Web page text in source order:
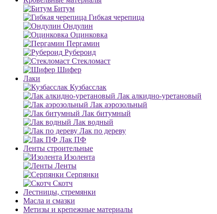
Битум
Гибкая черепица
Ондулин
Оцинковка
Пергамин
Рубероид
Стекломаст
Шифер
Лаки
Кузбасслак
Лак алкидно-уретановый
Лак аэрозольный
Лак битумный
Лак водный
Лак по дереву
Лак ПФ
Ленты строительные
Изолента
Ленты
Серпянки
Скотч
Лестницы, стремянки
Масла и смазки
Метизы и крепежные материалы